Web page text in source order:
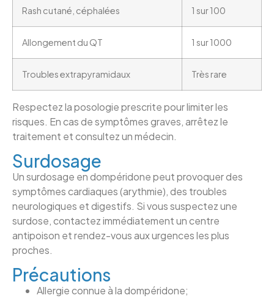
Rash cutané, céphalées 1 sur 100
Allongement du QT 1 sur 1000
Troubles extrapyramidaux Très rare
Respectez la posologie prescrite pour limiter les
risques. En cas de symptômes graves, arrêtez le
traitement et consultez un médecin.
Surdosage
Un surdosage en dompéridone peut provoquer des
symptômes cardiaques (arythmie), des troubles
neurologiques et digestifs. Si vous suspectez une
surdose, contactez immédiatement un centre
antipoison et rendez-vous aux urgences les plus
proches.
Précautions
Allergie connue à la dompéridone;